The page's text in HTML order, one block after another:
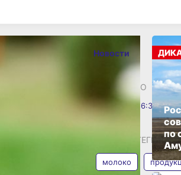
Новости
ОПУБЛИКОВАНО
26 января 2025 г., 16:36
ТЕГИ
молоко
по